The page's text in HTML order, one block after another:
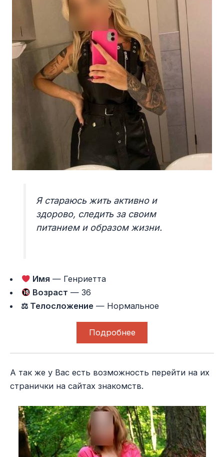
Я стараюсь жить активно и
здорово, следить за своим
питанием и образом жизни.
Имя — Генриетта
Возраст — 36
⚖ Телосложение — Нормальное
Подробнее
А так же у Вас есть возможность перейти на их
странички на сайтах знакомств.